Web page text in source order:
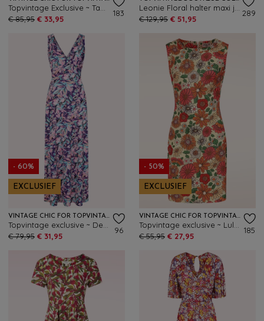
€ 85,95 € 33,95
183
€ 129,95 € 51,95
289
- 60%
EXCLUSIEF
VINTAGE CHIC FOR TOPVINTAGE
€ 79,95 € 31,95
96
- 50%
EXCLUSIEF
VINTAGE CHIC FOR TOPVINTAGE
€ 55,95 € 27,95
185